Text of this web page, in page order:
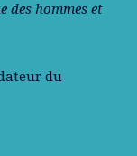
des hommes et
du